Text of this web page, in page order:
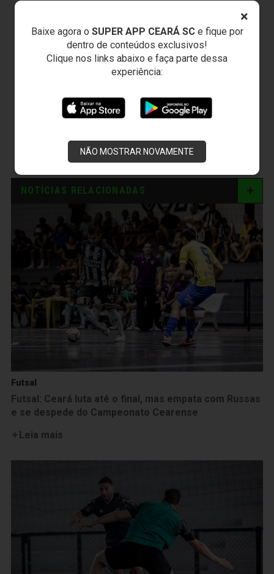
×
Baixe agora o SUPER APP CEARÁ SCe fique por
dentro de conteúdos exclusivos!
Clique nos links abaixo e faça parte dessa
experiência:
NÃO MOSTRAR NOVAMENTE
NOTÍCIAS RELACIONADAS
Futsal
Futsal: Ceará luta até o final, mas empata com Russas
e se despede do Campeonato Cearense
Leia mais